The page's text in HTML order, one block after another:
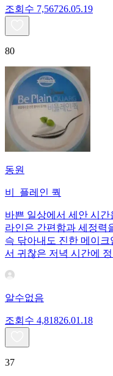
조회수 7,56726.05.19
80
동원
비_플레인 쿽
바쁜 일상에서 세안 시
라인은 간편함과 세정력
슥 닦아내도 진한 메이
서 귀찮은 저녁 시간에
알수없음
조회수 4,81826.01.18
37